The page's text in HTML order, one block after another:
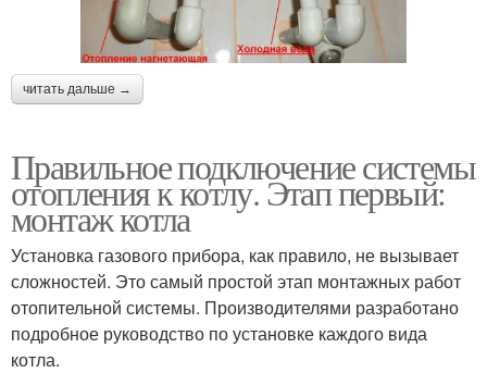
читать дальше →
Правильное подключение системы
отопления к котлу. Этап первый:
монтаж котла
Установка газового прибора, как правило, не вызывает
сложностей. Это самый простой этап монтажных работ
отопительной системы. Производителями разработано
подробное руководство по установке каждого вида
котла.